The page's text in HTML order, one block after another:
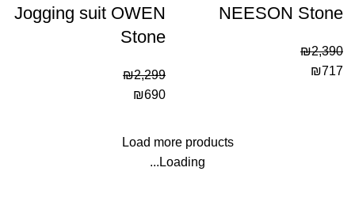
NEESON Stone
₪2,390
₪717
Jogging suit OWEN
Stone
₪2,299
₪690
Load more products
Loading...